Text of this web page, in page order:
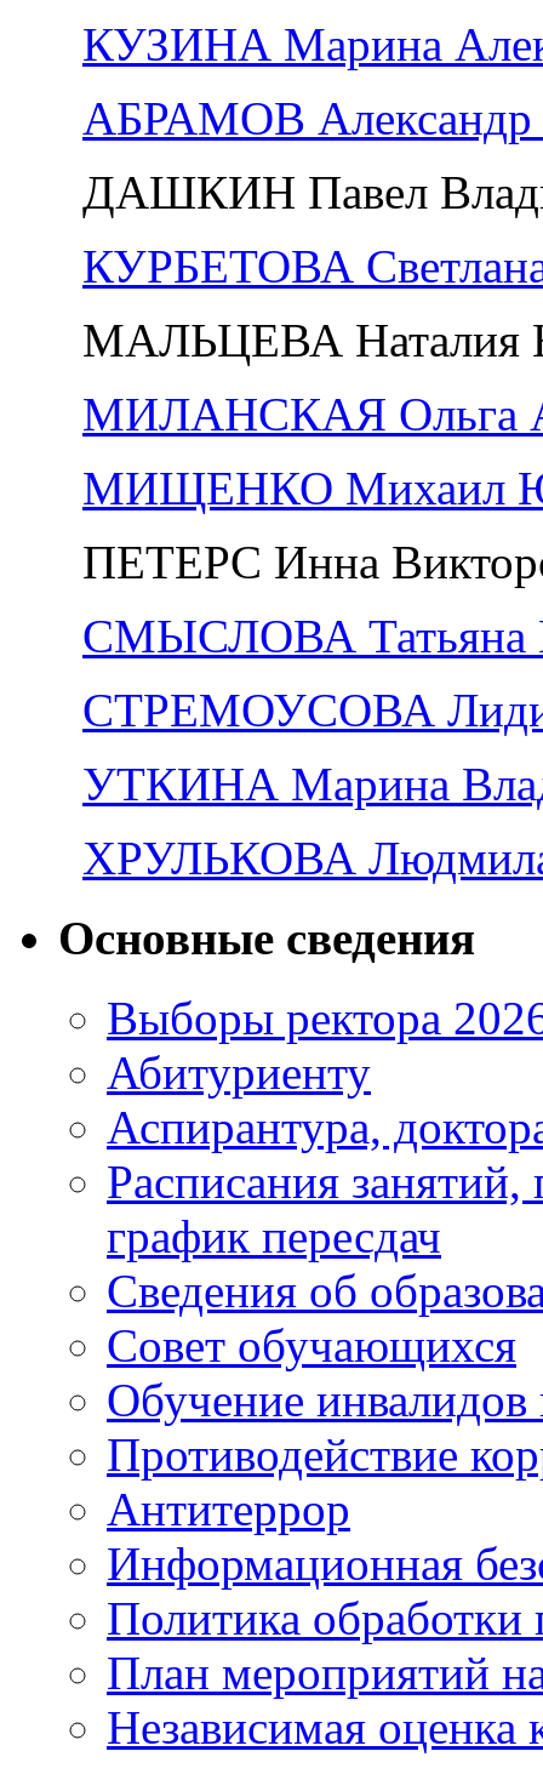
КУЗИНА Марина
АБРАМОВ Александр
ДАШКИН Павел
КУРБЕТОВА
МАЛЬЦЕВА Наталия
МИЛАНСКАЯ Ольга
МИЩЕНКО Михаил
ПЕТЕРС Инна
СМЫСЛОВА Татьяна
СТРЕМОУСОВА
УТКИНА Марина
ХРУЛЬКОВА
Основные сведения
Выборы ректора
Абитуриенту
Аспирантура,
Расписания
график пересдач
Сведения об
Совет обучающихся
Обучение
Противодействие
Антитеррор
Информационная
Политика
План мероприятий
Независимая оценка